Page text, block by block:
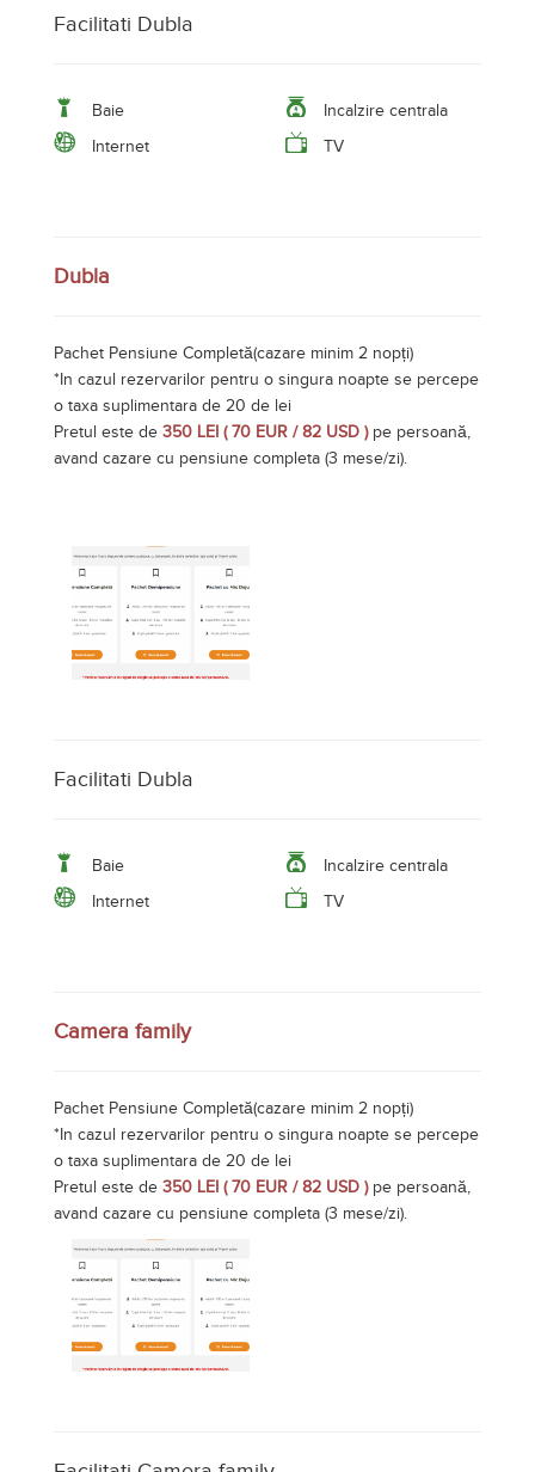
Facilitati Dubla
Baie
Incalzire centrala
Internet
TV
Dubla
Pachet Pensiune Completă(cazare minim 2 nopți)
*In cazul rezervarilor pentru o singura noapte se percepe
o taxa suplimentara de 20 de lei
Pretul este de 350 LEI ( 70 EUR / 82 USD )pe persoană,
avand cazare cu pensiune completa (3 mese/zi).
Facilitati Dubla
Baie
Incalzire centrala
Internet
TV
Camera family
Pachet Pensiune Completă(cazare minim 2 nopți)
*In cazul rezervarilor pentru o singura noapte se percepe
o taxa suplimentara de 20 de lei
Pretul este de 350 LEI ( 70 EUR / 82 USD )pe persoană,
avand cazare cu pensiune completa (3 mese/zi).